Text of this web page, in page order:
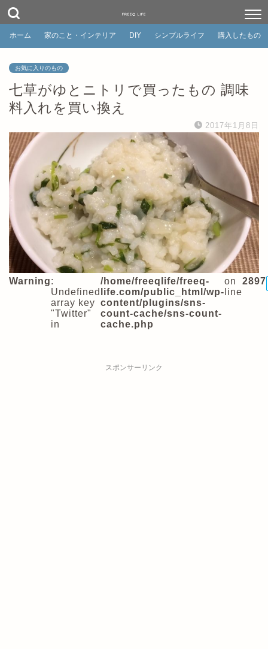
FREEQ LIFE
ホーム 家のこと・インテリア DIY シンプルライフ 購入したもの
お気に入りのもの
七草がゆとニトリで買ったもの 調味
料入れを買い換え
2017年1月8日
Warning:
Undefined
array key
"Twitter"
in
/home/freeqlife/freeq-
life.com/public_html/wp-
content/plugins/sns-
count-cache/sns-count-
cache.php
on
line
2897
スポンサーリンク